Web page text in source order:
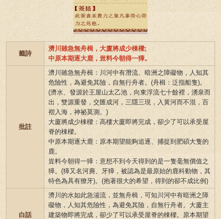
籤詩
濟川雖急無舟楫，大廈將成少棟樑;
中原本期逐大鹿，豈料今朝得一獐。
批註
濟川雖急無舟楫：川河中有潛流、暗洲之障礙物，人知其
危險性，為避免其險，自無行舟者。(舟楫：泛指船隻)。
(濟水、發源於王屋山太乙池，向東浮流七十餘裡，湧泉而
出，雙源重發，交匯成河，三隱三現，入黃河而不混，百
褶入海，神祕莫測。)
大廈將成少棟樑：高樓大廈即將完成，卻少了可以承受屋
脊的棟樑。
中原本期逐大鹿：原本期望能夠追逐、捕捉到肥碩大隻的
鹿。
豈料今朝得一獐：意想不到今天得到的是一隻毫無價值之
獐。(獐又名河麂、牙獐，被認為是最原始的鹿科動物，其
特色為具有獠牙)。(抱著很大的希望，得到的卻不成比例)
白話
濟川的水如此急湍流，並無舟楫，可知川河中有暗洲之障
礙物，人知其危險性，為避免其險，自無行舟者。大廈主
建築物即將完成，卻少了可以承受屋脊的棟樑。原本期望